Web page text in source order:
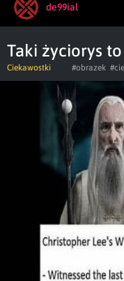
de99ial
Taki życiorys
Ciekawostki #obrazek